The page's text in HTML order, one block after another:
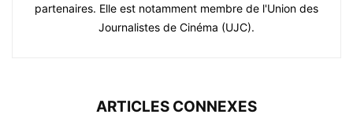
partenaires. Elle est notamment membre de l'Union des
Journalistes de Cinéma (UJC).
ARTICLES CONNEXES